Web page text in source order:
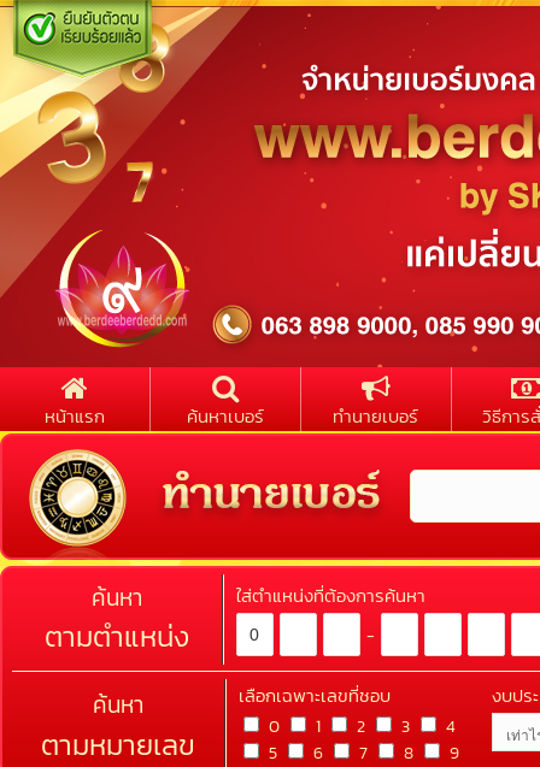
หน้าแรก ค้นหาเบอร์ ทำนายเบอร์ วิธีการ
ค้นหา
ตามตำแหน่ง
ใส่ตำแหน่งที่ต้องการค้นหา
-
ค้นหา
ตามหมายเลข
เลือกเฉพาะเลขที่ชอบ
0 1 2 3
4
5
6 7 8 9
งบปร